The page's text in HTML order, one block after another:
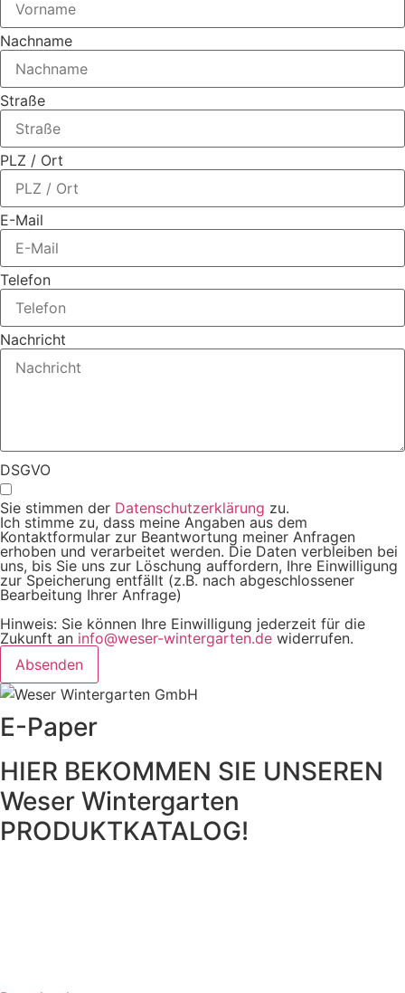
Nachname
Straße
PLZ / Ort
E-Mail
Telefon
Nachricht
DSGVO
Sie stimmen der Datenschutzerklärung zu.
Ich stimme zu, dass meine Angaben aus dem
Kontaktformular zur Beantwortung meiner Anfragen
erhoben und verarbeitet werden. Die Daten verbleiben bei
uns, bis Sie uns zur Löschung auffordern, Ihre Einwilligung
zur Speicherung entfällt (z.B. nach abgeschlossener
Bearbeitung Ihrer Anfrage)
Hinweis: Sie können Ihre Einwilligung jederzeit für die
Zukunft an info@weser-wintergarten.de widerrufen.
Absenden
E-Paper
HIER BEKOMMEN SIE UNSEREN
Weser Wintergarten
PRODUKTKATALOG!